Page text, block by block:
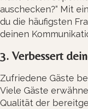
auschecken?“ Mit
du die häufigsten
deinen
3. Verbessert
Zufriedene Gäste
Viele Gäste
Qualität der